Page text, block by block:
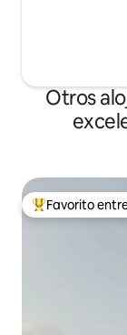
Otros
Favorito entre
Favorito